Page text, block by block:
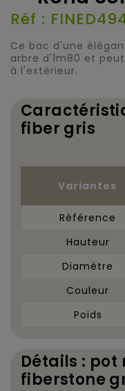
Réf :
Ce bac d'une
arbre d'1m80 et
à l'extérieur.
fiber gris
Variantes
Référence
Hauteur
Diamètre
Couleur
Poids
Détails : pot
fiberstone